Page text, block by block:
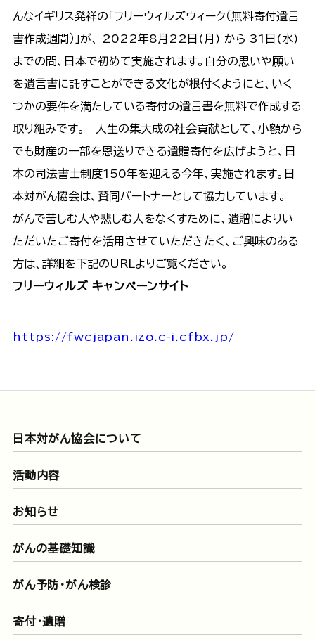
んなイギリス発祥の「フリーウィルズウィーク（無料寄付遺言
書作成週間）」が、 2022年8月22日(月) から 31日(水)
までの間、日本で初めて実施されます。自分の思いや願い
を遺言書に託すことができる文化が根付くようにと、いく
つかの要件を満たしている寄付の遺言書を無料で作成する
取り組みです。 人生の集大成の社会貢献として、小額から
でも財産の一部を恩送りできる遺贈寄付を広げようと、日
本の司法書士制度150年を迎える今年、実施されます。日
本対がん協会は、賛同パートナーとして協力しています。
がんで苦しむ人や悲しむ人をなくすために、遺贈によりい
ただいたご寄付を活用させていただきたく、ご興味のある
方は、詳細を下記のURLよりご覧ください。
フリーウィルズ キャンペーンサイト
https://fwcjapan.izo.c-i.cfbx.jp/
日本対がん協会について
活動内容
お知らせ
がんの基礎知識
がん予防・がん検診
寄付・遺贈